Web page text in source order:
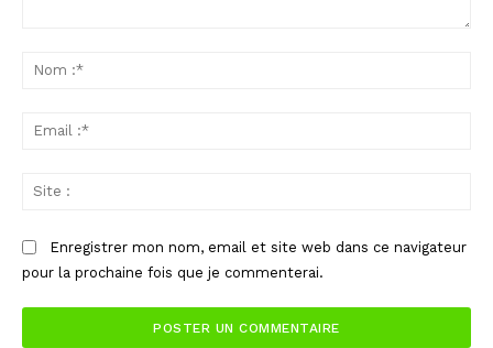
Enregistrer mon nom, email et site web dans ce navigateur
pour la prochaine fois que je commenterai.